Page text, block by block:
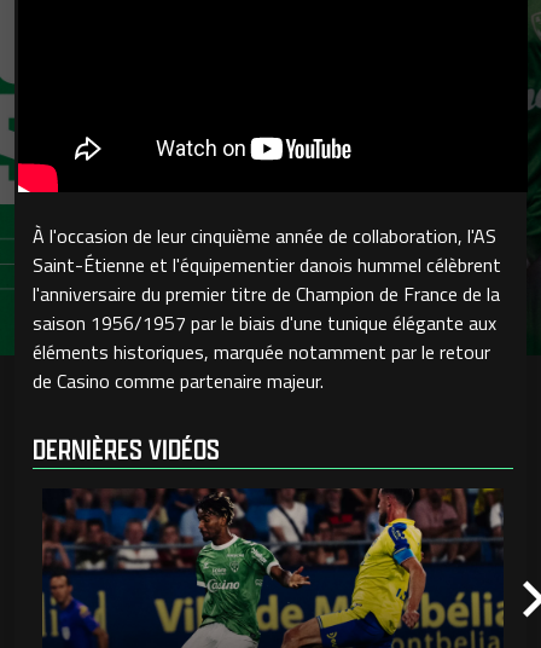
À l'occasion de leur cinquième année de collaboration, l'AS
Saint-Étienne et l'équipementier danois hummel célèbrent
l'anniversaire du premier titre de Champion de France de la
saison 1956/1957 par le biais d'une tunique élégante aux
éléments historiques, marquée notamment par le retour
de Casino comme partenaire majeur.
DERNIÈRES VIDÉOS